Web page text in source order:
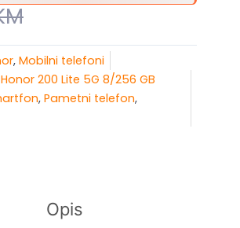
, Mobilni telefoni
Honor 200 Lite 5G 8/256 GB
, Pametni telefon,
Opis